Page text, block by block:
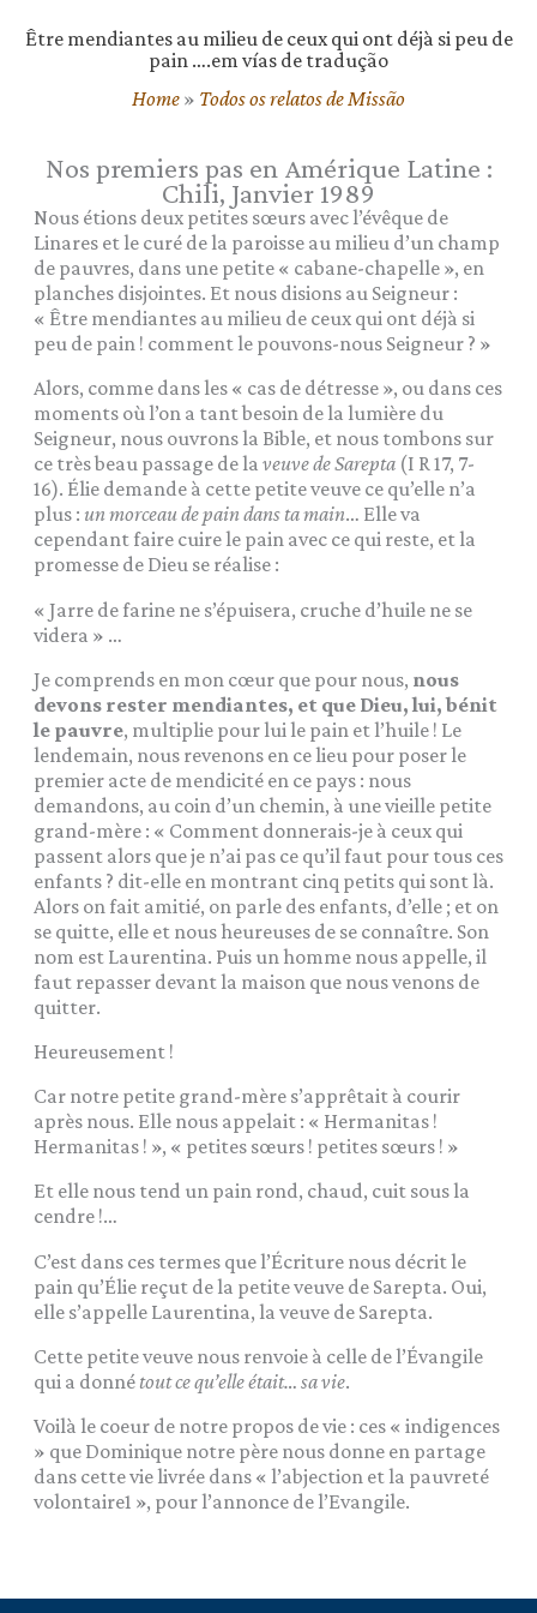
Être mendiantes au milieu de ceux qui ont déjà si peu de
pain ….em vías de tradução
Home » Todos os relatos de Missão
Nos premiers pas en Amérique Latine :
Chili, Janvier 1989
Nous étions deux petites sœurs avec l’évêque de
Linares et le curé de la paroisse au milieu d’un champ
de pauvres, dans une petite « cabane-chapelle », en
planches disjointes. Et nous disions au Seigneur :
« Être mendiantes au milieu de ceux qui ont déjà si
peu de pain ! comment le pouvons-nous Seigneur ? »
Alors, comme dans les « cas de détresse », ou dans ces
moments où l’on a tant besoin de la lumière du
Seigneur, nous ouvrons la Bible, et nous tombons sur
ce très beau passage de la veuve de Sarepta(I R 17, 7-
16). Élie demande à cette petite veuve ce qu’elle n’a
plus : un morceau de pain dans ta main… Elle va
cependant faire cuire le pain avec ce qui reste, et la
promesse de Dieu se réalise :
« Jarre de farine ne s’épuisera, cruche d’huile ne se
videra » …
Je comprends en mon cœur que pour nous, nous
devons rester mendiantes, et que Dieu, lui, bénit
le pauvre, multiplie pour lui le pain et l’huile ! Le
lendemain, nous revenons en ce lieu pour poser le
premier acte de mendicité en ce pays : nous
demandons, au coin d’un chemin, à une vieille petite
grand-mère : « Comment donnerais-je à ceux qui
passent alors que je n’ai pas ce qu’il faut pour tous ces
enfants ? dit-elle en montrant cinq petits qui sont là.
Alors on fait amitié, on parle des enfants, d’elle ; et on
se quitte, elle et nous heureuses de se connaître. Son
nom est Laurentina. Puis un homme nous appelle, il
faut repasser devant la maison que nous venons de
quitter.
Heureusement !
Car notre petite grand-mère s’apprêtait à courir
après nous. Elle nous appelait : « Hermanitas !
Hermanitas ! », « petites sœurs ! petites sœurs ! »
Et elle nous tend un pain rond, chaud, cuit sous la
cendre !…
C’est dans ces termes que l’Écriture nous décrit le
pain qu’Élie reçut de la petite veuve de Sarepta. Oui,
elle s’appelle Laurentina, la veuve de Sarepta.
Cette petite veuve nous renvoie à celle de l’Évangile
qui a donné tout ce qu’elle était… sa vie.
Voilà le coeur de notre propos de vie : ces « indigences
» que Dominique notre père nous donne en partage
dans cette vie livrée dans « l’abjection et la pauvreté
volontaire1 », pour l’annonce de l’Evangile.